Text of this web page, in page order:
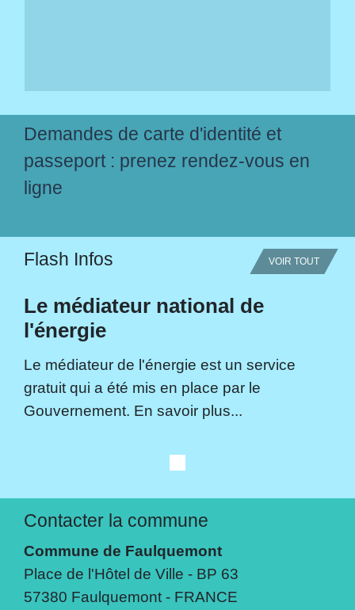
Demandes de carte d'identité et
passeport : prenez rendez-vous en
ligne
Flash Infos VOIR TOUT
Le médiateur national de
l'énergie
Le médiateur de l'énergie est un service
gratuit qui a été mis en place par le
Gouvernement. En savoir plus...
Contacter la commune
Commune de Faulquemont
Place de l'Hôtel de Ville - BP 63
57380 Faulquemont - FRANCE